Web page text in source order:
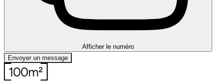
Afficher le numéro
Envoyer un message